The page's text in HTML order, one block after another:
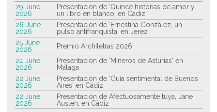
29 June
2026
Presentación de 'Quince historias de amor y
un libro en blanco' en Cádiz
26 June
2026
Presentación de 'Ernestina González, un
pulso antifranquista' en Jerez
25 June
2026
Premio Archiletras 2026
24 June
2026
Presentación de 'Mineros de Asturias' en
Málaga
22 June
2026
Presentación de 'Guía sentimental de Buenos
Aires' en Cádiz
22 June
2026
Presentación de Afectuosamente tuya, Jane
Austen, en Cádiz